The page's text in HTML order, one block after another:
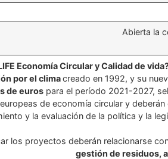
Abierta la
Economía Circular y Calidad de
por el climacreado en 1992, y su
de euros para el período 2021-2027,
de economía circular y deberán
y la evaluación de la política y la
los proyectos deberán relacionarse
gestión de residuos,